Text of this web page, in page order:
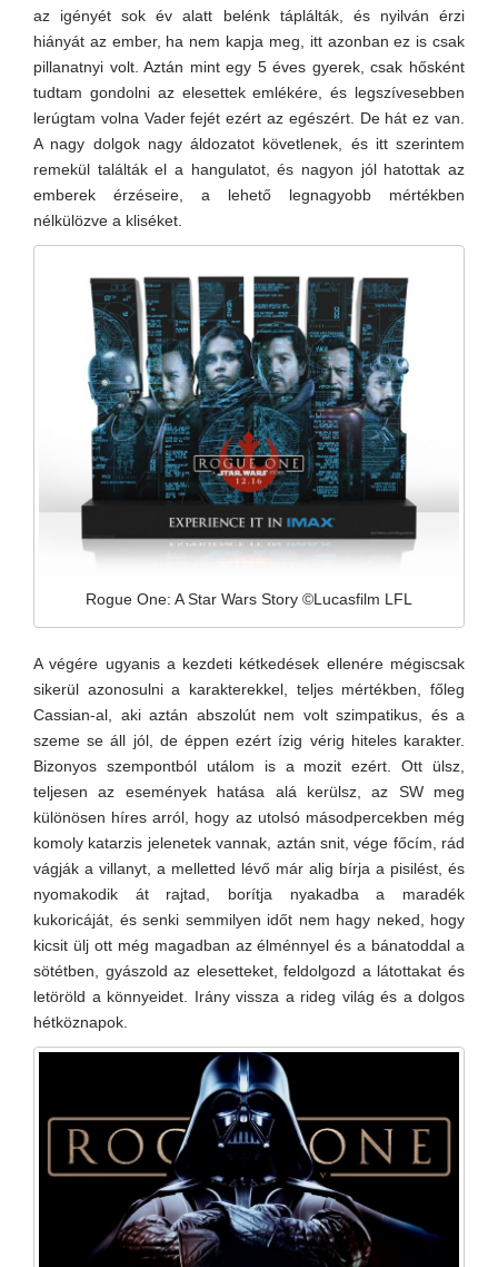
az igényét sok év alatt belénk táplálták, és nyilván érzi
hiányát az ember, ha nem kapja meg, itt azonban ez is csak
pillanatnyi volt. Aztán mint egy 5 éves gyerek, csak hősként
tudtam gondolni az elesettek emlékére, és legszívesebben
lerúgtam volna Vader fejét ezért az egészért. De hát ez van.
A nagy dolgok nagy áldozatot követlenek, és itt szerintem
remekül találták el a hangulatot, és nagyon jól hatottak az
emberek érzéseire, a lehető legnagyobb mértékben
nélkülözve a kliséket.
Rogue One: A Star Wars Story ©Lucasfilm LFL
A végére ugyanis a kezdeti kétkedések ellenére mégiscsak
sikerül azonosulni a karakterekkel, teljes mértékben, főleg
Cassian-al, aki aztán abszolút nem volt szimpatikus, és a
szeme se áll jól, de éppen ezért ízig vérig hiteles karakter.
Bizonyos szempontból utálom is a mozit ezért. Ott ülsz,
teljesen az események hatása alá kerülsz, az SW meg
különösen híres arról, hogy az utolsó másodpercekben még
komoly katarzis jelenetek vannak, aztán snit, vége főcím, rád
vágják a villanyt, a melletted lévő már alig bírja a pisilést, és
nyomakodik át rajtad, borítja nyakadba a maradék
kukoricáját, és senki semmilyen időt nem hagy neked, hogy
kicsit ülj ott még magadban az élménnyel és a bánatoddal a
sötétben, gyászold az elesetteket, feldolgozd a látottakat és
letöröld a könnyeidet. Irány vissza a rideg világ és a dolgos
hétköznapok.